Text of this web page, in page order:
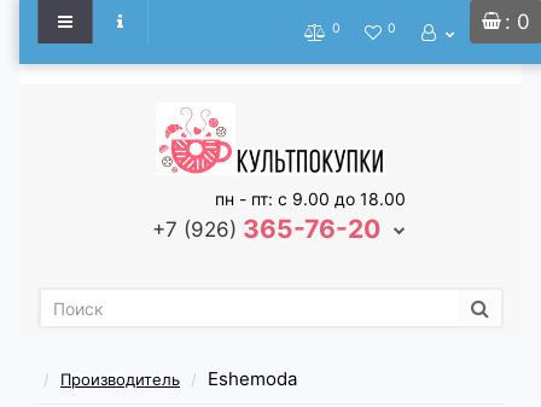
: 0
0 0
пн - пт: с 9.00 до 18.00
+7 (926) 365-76-20
Производитель Eshemoda